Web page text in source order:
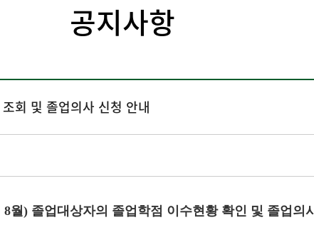
공지사항
회 및 졸업의사 신청 안내
8월) 졸업대상자의 졸업학점 이수현황 확인 및 졸업의